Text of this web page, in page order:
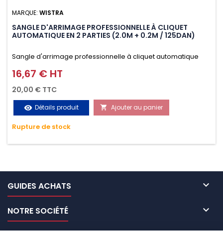
MARQUE: WISTRA
SANGLE D'ARRIMAGE PROFESSIONNELLE À CLIQUET
AUTOMATIQUE EN 2 PARTIES (2.0M + 0.2M / 125DAN)
Sangle d'arrimage professionnelle à cliquet automatique
avec crochet S en 2 parties (2.0M + 0.2M / 125daN), simple et
rapide d'utilisation. Permet d'arrimer et de sécuriser
vos chargements pendant le transport. Matière polyester
très résistante aux UV et aux variations de températures,
n'absorbe pas l'eau.
Prix
16,67 € HT
20,00 € TTC
visibility Détails produit  Ajouter au panier
Rupture de stock
GUIDES ACHATS 
NOTRE SOCIÉTÉ 